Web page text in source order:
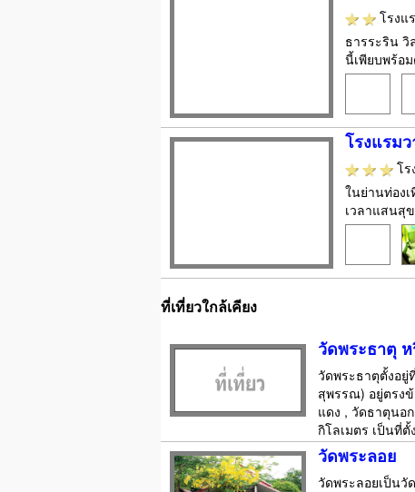
โรงแ
ธารระริน วิ
นี้เพียบพร้อ
โรงแรม
โร
ในย่านท่อง
เวลาแสนสุ
ที่เที่ยวใกล้เคียง
วัดพระธาตุ
วัดพระธาตุตั้งอยู่
สุพรรณ) อยู่ตรงข้
แดง , วัดธาตุ
กิโลเมตร เป็นที่
วัดพระลอย
วัดพระลอยเป็นวั